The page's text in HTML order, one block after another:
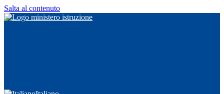
Salta al contenuto